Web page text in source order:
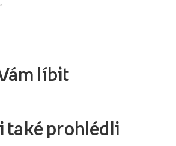
líbit
také prohlédli